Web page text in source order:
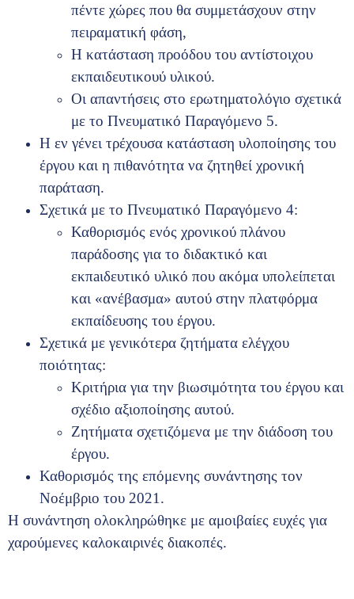
πέντε χώρες που θα συμμετάσχουν στην
πειραματική φάση,
Η κατάσταση προόδου του αντίστοιχου
εκπαιδευτικουύ υλικού.
Οι απαντήσεις στο ερωτηματολόγιο σχετικά
με το Πνευματικό Παραγόμενο 5.
Η εν γένει τρέχουσα κατάσταση υλοποίησης του
έργου και η πιθανότητα να ζητηθεί χρονική
παράταση.
Σχετικά με το Πνευματικό Παραγόμενο 4:
Καθορισμός ενός χρονικού πλάνου
παράδοσης για το διδακτικό και
εκπaιδευτικό υλικό που ακόμα υπολείπεται
και «ανέβασμα» αυτού στην πλατφόρμα
εκπαίδευσης του έργου.
Σχετικά με γενικότερα ζητήματα ελέγχου
ποιότητας:
Κριτήρια για την βιωσιμότητα του έργου και
σχέδιο αξιοποίησης αυτού.
Ζητήματα σχετιζόμενα με την διάδοση του
έργου.
Καθορισμός της επόμενης συνάντησης τον
Νοέμβριο του 2021.
Η συνάντηση ολοκληρώθηκε με αμοιβαίες ευχές για
χαρούμενες καλοκαιρινές διακοπές.